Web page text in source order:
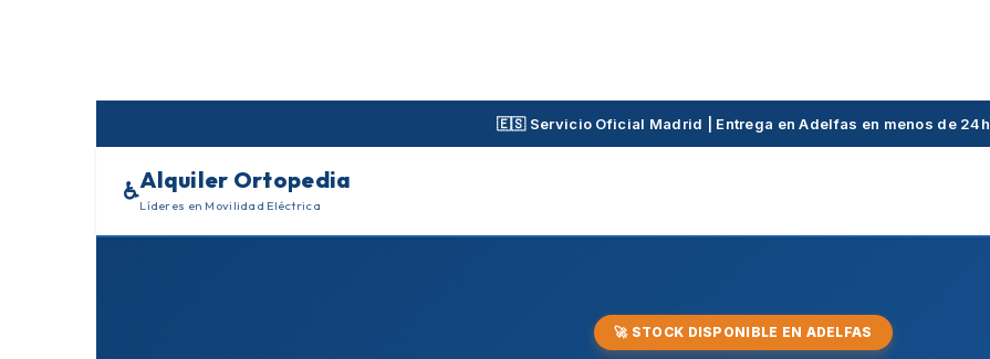
🇪🇸 Servicio Oficial Madrid | Entrega en Adelfas en menos de 24h
♿Alquiler Ortopedia
Líderes en Movilidad Eléctrica
🚀 STOCK DISPONIBLE EN ADELFAS